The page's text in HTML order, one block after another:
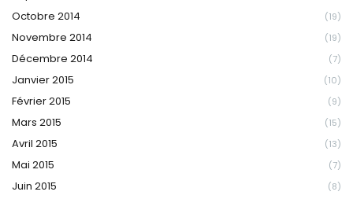
Octobre 2014 (19)
Novembre 2014 (19)
Décembre 2014 (7)
Janvier 2015 (10)
Février 2015 (9)
Mars 2015 (15)
Avril 2015 (13)
Mai 2015 (7)
Juin 2015 (8)